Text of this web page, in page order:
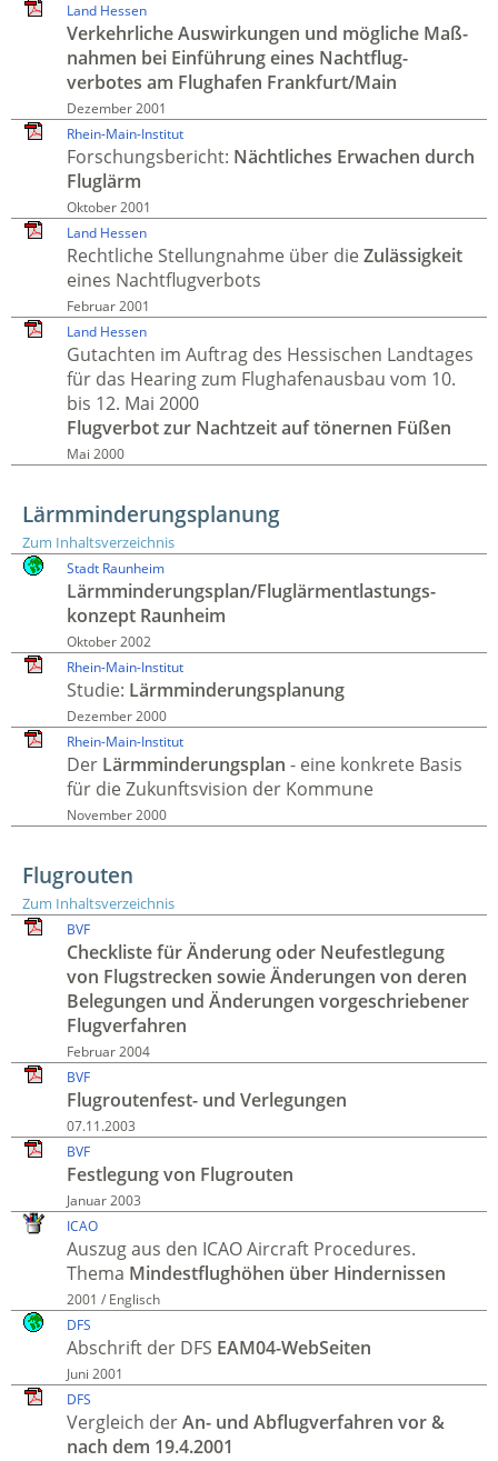
Land Hessen
Verkehr­liche Aus­wirkungen und mög­liche Maß­
nahmen bei Ein­führung eines Nacht­flug­
verbotes am Flug­hafen Frankfurt/Main
Dezember 2001
Rhein-Main-Institut
Forschungs­bericht: Nächt­liches Erwachen durch
Flug­lärm
Oktober 2001
Land Hessen
Recht­liche Stellung­nahme über dieZulässigkeit
eines Nacht­flug­verbots
Februar 2001
Land Hessen
Gutachten im Auftrag des Hessischen Land­tages
für das Hearing zum Flug­hafen­ausbau vom 10.
bis 12. Mai 2000
Flug­verbot zur Nacht­zeit auf tönernen Füßen
Mai 2000
Lärmminderungsplanung
Zum Inhaltsverzeichnis
Stadt Raunheim
Lärm­minderungsplan/Fluglärm­entlastungs­
konzept Raunheim
Oktober 2002
Rhein-Main-Institut
Studie: Lärm­minderungs­planung
Dezember 2000
Rhein-Main-Institut
Der Lärm­minderungsplan - eine konkrete Basis
für die Zukunfts­vision der Kommune
November 2000
Flugrouten
Zum Inhaltsverzeichnis
BVF
Check­liste für Änderung oder Neu­festlegung
von Flug­strecken sowie Ände­rungen von deren
Belegungen und Ände­rungen vor­geschrie­bener
Flug­verfahren
Februar 2004
BVF
Flugroutenfest- und Verlegungen
07.11.2003
BVF
Festlegung von Flug­routen
Januar 2003
ICAO
Auszug aus den ICAO Aircraft Procedures.
Thema Mindest­flughöhen über Hinder­nissen
2001 / Englisch
DFS
Abschrift der DFS EAM04-WebSeiten
Juni 2001
DFS
Vergleich derAn- und Abflug­verfahren vor &
nach dem 19.4.2001